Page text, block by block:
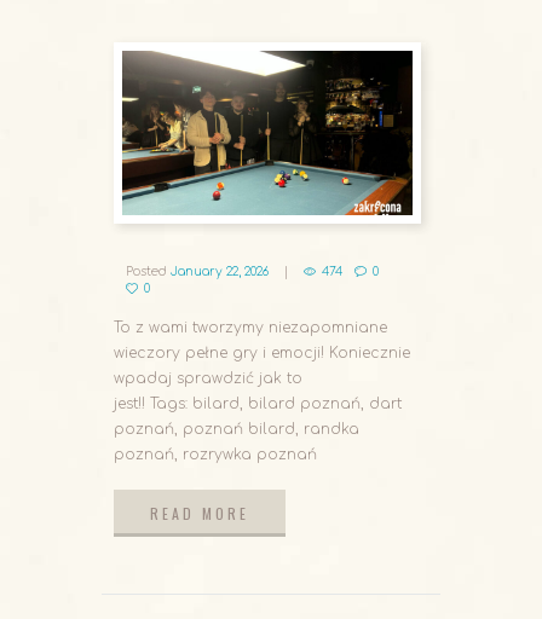
Posted January 22, 2026 474
0
0
To z wami tworzymy niezapomniane
wieczory pełne gry i emocji! Koniecznie
wpadaj sprawdzić jak to
jest!! Tags: bilard, bilard poznań, dart
poznań, poznań bilard, randka
poznań, rozrywka poznań
READ MORE